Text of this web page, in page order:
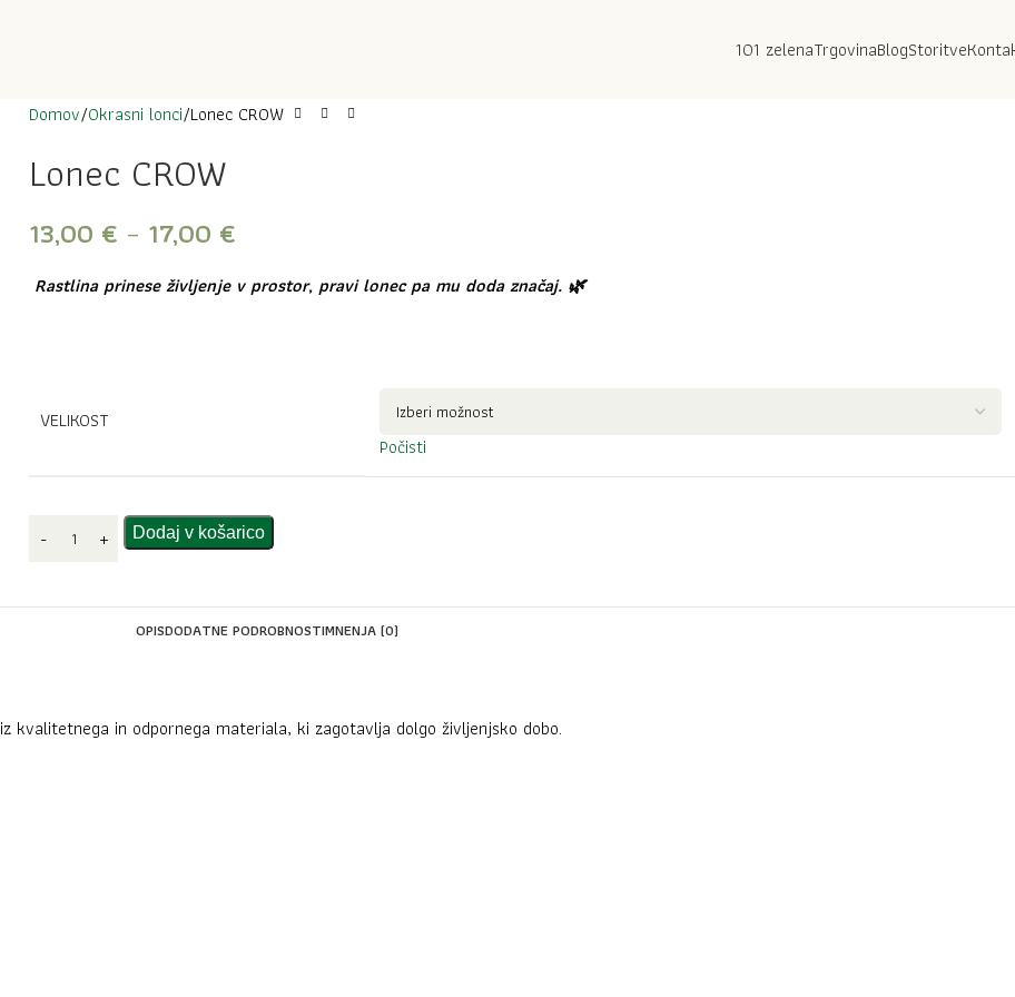
101 zelenaTrgovinaBlogStoritve
Domov Okrasni lonci Lonec CROW
Lonec CROW
13,00 € – 17,00 €
Rastlina prinese življenje v prostor, pravi lonec pa mu doda značaj. 🌿
VELIKOST
Počisti
Dodaj v košarico
OPISDODATNE PODROBNOSTIMNENJA (0)
iz kvalitetnega in odpornega materiala, ki zagotavlja dolgo življenjsko dobo.